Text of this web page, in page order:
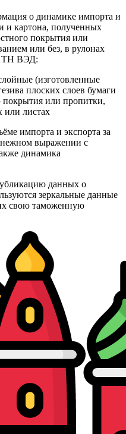
о динамике импорта и
и картона, полученных
покрытия или
или без, в рулонах
ТН ВЭД:
(изготовленные
плоских слоев бумаги
покрытия или пропитки,
или листах
импорта и экспорта за
выражении с
динамика
данных о
зеркальные данные
свою таможенную